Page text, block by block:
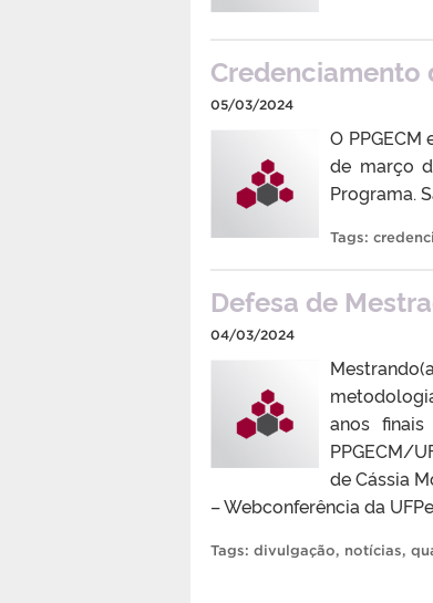
Credenciamento
05/03/2024
O
de março
Programa.
Tags:
Defesa de
04/03/2024
anos
PPGECM/
de Cássia
– Webconferência da
Tags: divulgação, notícias,